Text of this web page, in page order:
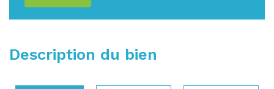
Description du bien